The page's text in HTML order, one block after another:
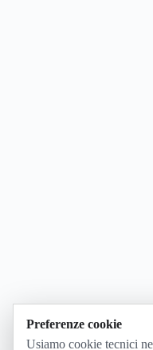
Preferenze cookie
Usiamo cookie tecnici